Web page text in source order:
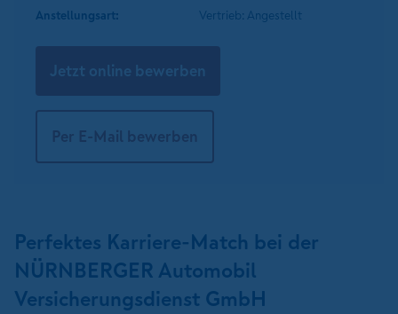
Anstellungsart:
Vertrieb: Angestellt
Jetzt online bewerben
Per E-Mail bewerben
Perfektes Karriere-Match bei der
NÜRNBERGER Automobil
Versicherungsdienst GmbH